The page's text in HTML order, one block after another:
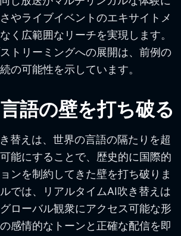
やライブイベントのエキサイトメ
く広範囲なリーチを実現します。
トリーミングへの展開は、前例の
の可能性を示しています。
語の壁を打ち破る
替えは、世界の言語の隔たりを超
能にすることで、歴史的に国際的
ンを制約してきた壁を打ち破りま
では、リアルタイムAI吹き替えは
ローバル観衆にアクセス可能な形
感情的なトーンと正確な配信を即